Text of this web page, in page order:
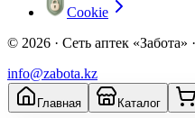
Cookie
© 2026 · Сеть аптек «Забота»
info@zabota.kz
Главная Каталог